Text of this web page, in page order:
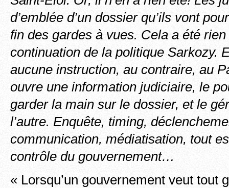
d’emblée d’un dossier qu’ils vont
fin des gardes à vues. Cela a été
continuation de la politique Sarkozy.
aucune instruction, au contraire, au
ouvre une information judiciaire, le
garder la main sur le dossier, et le
l’autre. Enquête, timing,
communication, médiatisation, tout
contrôle du gouvernement…
« Lorsqu’un gouvernement veut tout